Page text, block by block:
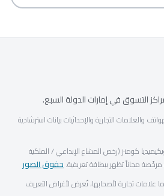
والعلامات التجارية والإحداثيات بيانات استرشادية
كومنز (رخص المشاع الإبداعي / الملكية
مجاناً تظهر ببطاقة تعريفية. حقوق الصور
علامات تجارية لأصحابها، تُعرض لأغراض التعريف